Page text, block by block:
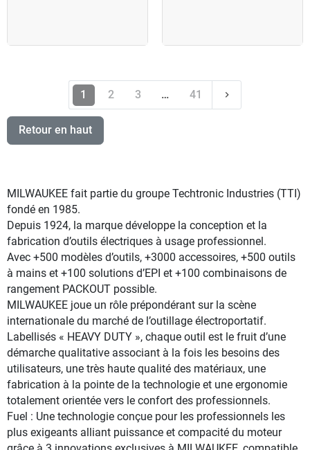
1 2 3 … 41 keyboard_arrow_right
Retour en haut
MILWAUKEE fait partie du groupe Techtronic Industries (TTI)
fondé en 1985.
Depuis 1924, la marque développe la conception et la
fabrication d’outils électriques à usage professionnel.
Avec +500 modèles d’outils, +3000 accessoires, +500 outils
à mains et +100 solutions d’EPI et +100 combinaisons de
rangement PACKOUT possible.
MILWAUKEE joue un rôle prépondérant sur la scène
internationale du marché de l’outillage électroportatif.
Labellisés « HEAVY DUTY », chaque outil est le fruit d’une
démarche qualitative associant à la fois les besoins des
utilisateurs, une très haute qualité des matériaux, une
fabrication à la pointe de la technologie et une ergonomie
totalement orientée vers le confort des professionnels.
Fuel : Une technologie conçue pour les professionnels les
plus exigeants alliant puissance et compacité du moteur